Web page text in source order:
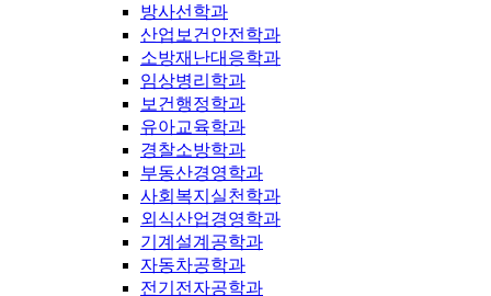
방사선학과
산업보건안전학과
소방재난대응학과
임상병리학과
보건행정학과
유아교육학과
경찰소방학과
부동산경영학과
사회복지실천학과
외식산업경영학과
기계설계공학과
자동차공학과
전기전자공학과